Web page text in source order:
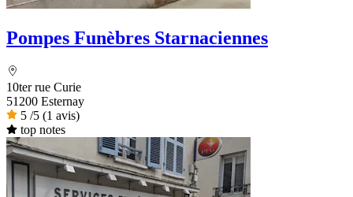
Pompes Funèbres Starnaciennes
10ter rue Curie
51200 Esternay
5 /5 (1 avis)
top notes